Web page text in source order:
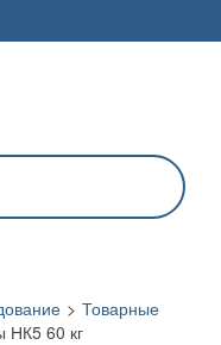
> Товарные
НК5 60 кг